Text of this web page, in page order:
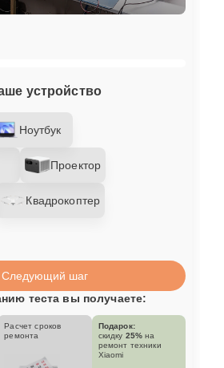
устройство
Ноутбук
Проектор
Квадрокоптер
Следующий шаг
теста вы получаете:
Расчет сроков
ремонта
Подарок:
скидку 25% на
ремонт техники
Xiaomi